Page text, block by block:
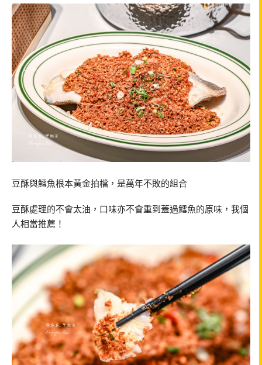
豆酥與鱈魚根本黃金拍檔，是萬年不敗的組合
豆酥處理的不會太油，口味亦不會重到蓋過鱈魚的原味，我個
人相當推薦！